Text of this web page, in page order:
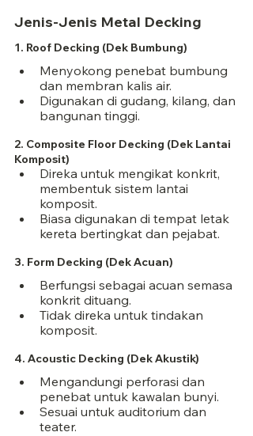
Jenis-Jenis Metal Decking
1. Roof Decking (Dek Bumbung)
Menyokong penebat bumbung
dan membran kalis air.
Digunakan di gudang, kilang, dan
bangunan tinggi.
2. Composite Floor Decking (Dek Lantai
Komposit)
Direka untuk mengikat konkrit,
membentuk sistem lantai
komposit.
Biasa digunakan di tempat letak
kereta bertingkat dan pejabat.
3. Form Decking (Dek Acuan)
Berfungsi sebagai acuan semasa
konkrit dituang.
Tidak direka untuk tindakan
komposit.
4. Acoustic Decking (Dek Akustik)
Mengandungi perforasi dan
penebat untuk kawalan bunyi.
Sesuai untuk auditorium dan
teater.